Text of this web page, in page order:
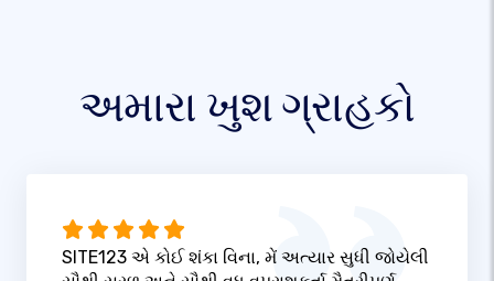
અમારા ખુશ ગ્રાહકો
SITE123 એ કોઈ શંકા વિના, મેં અત્યાર સુધી જોયેલી